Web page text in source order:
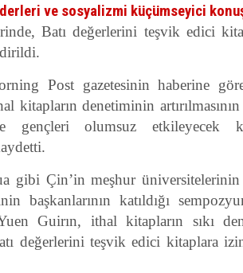
ve sosyalizmi küçümseyici
Batı değerlerini teşvik edici
Post gazetesinin haberine
kitapların denetiminin
olumsuz etkileyecek
gibi Çin’in meşhur
başkanlarının katıldığı
Guirın, ithal kitapların sıkı
değerlerini teşvik edici kitaplara